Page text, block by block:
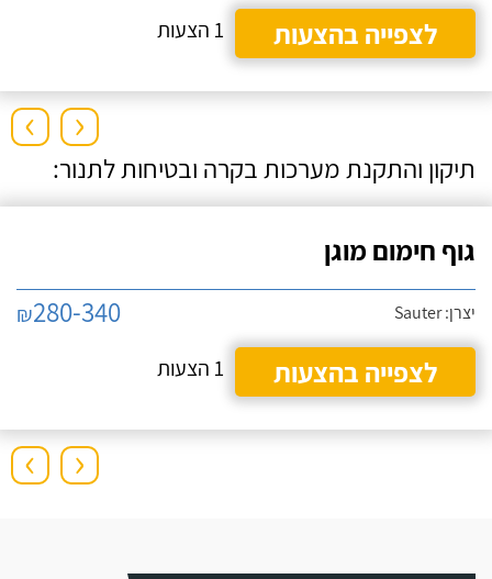
לצפייה בהצעות
1 הצעות
› ‹
תיקון והתקנת מערכות בקרה ובטיחות לתנור:
גוף חימום מוגן
יצרן: Sauter ₪280-340
לצפייה בהצעות
1 הצעות
› ‹